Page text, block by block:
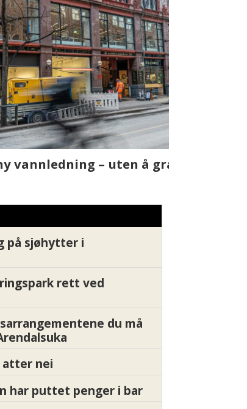
på sjøhytter i
rett ved
du må
atter nei
har puttet penger i bar